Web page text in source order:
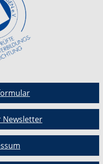
Newsletter